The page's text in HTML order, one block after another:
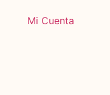
Mi Cuenta